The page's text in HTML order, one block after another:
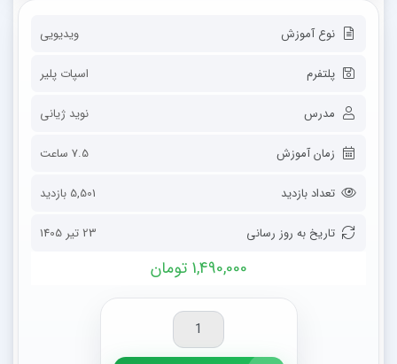
نوع آموزش ویدیویی
پلتفرم اسپات پلیر
مدرس نوید ژیانی
زمان آموزش 7.5 ساعت
تعداد بازدید 5,501 بازدید
تاریخ به روز رسانی 23 تیر 1405
1,490,000 تومان